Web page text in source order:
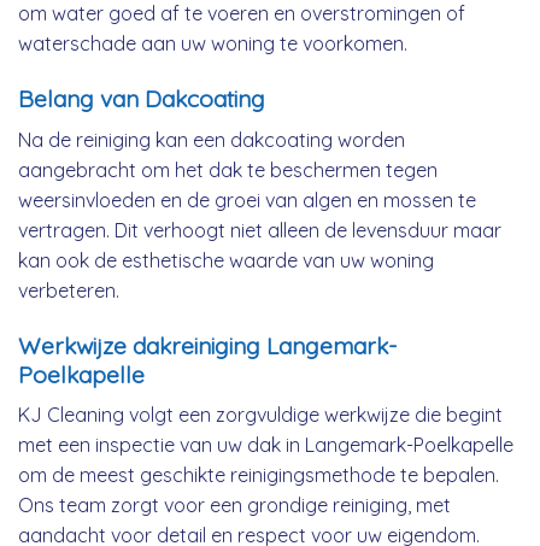
om water goed af te voeren en overstromingen of
waterschade aan uw woning te voorkomen.
Belang van Dakcoating
Na de reiniging kan een dakcoating worden
aangebracht om het dak te beschermen tegen
weersinvloeden en de groei van algen en mossen te
vertragen. Dit verhoogt niet alleen de levensduur maar
kan ook de esthetische waarde van uw woning
verbeteren.
Werkwijze dakreiniging Langemark-
Poelkapelle
KJ Cleaning volgt een zorgvuldige werkwijze die begint
met een inspectie van uw dak in Langemark-Poelkapelle
om de meest geschikte reinigingsmethode te bepalen.
Ons team zorgt voor een grondige reiniging, met
aandacht voor detail en respect voor uw eigendom.